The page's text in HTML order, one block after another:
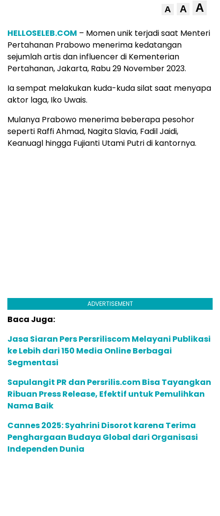
A A A
HELLOSELEB.COM – Momen unik terjadi saat Menteri
Pertahanan Prabowo menerima kedatangan
sejumlah artis dan influencer di Kementerian
Pertahanan, Jakarta, Rabu 29 November 2023.
Ia sempat melakukan kuda-kuda silat saat menyapa
aktor laga, Iko Uwais.
Mulanya Prabowo menerima beberapa pesohor
seperti Raffi Ahmad, Nagita Slavia, Fadil Jaidi,
Keanuagl hingga Fujianti Utami Putri di kantornya.
ADVERTISEMENT
Baca Juga:
Jasa Siaran Pers Persriliscom Melayani Publikasi
ke Lebih dari 150 Media Online Berbagai
Segmentasi
Sapulangit PR dan Persrilis.com Bisa Tayangkan
Ribuan Press Release, Efektif untuk Pemulihkan
Nama Baik
Cannes 2025: Syahrini Disorot karena Terima
Penghargaan Budaya Global dari Organisasi
Independen Dunia